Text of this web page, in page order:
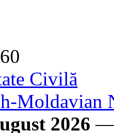
Civilă
Moldavian
2026 —